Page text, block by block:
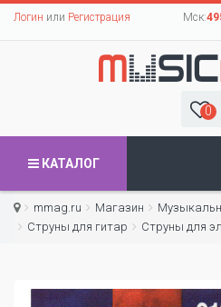
Логин или Регистрация Мск:
0
КАТАЛОГ
mmag.ru Магазин
Струны для гитар
Cтруны для